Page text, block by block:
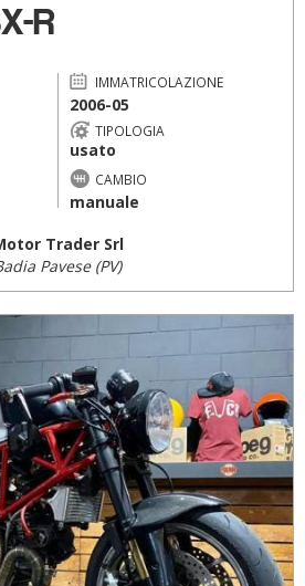
R
IMMATRICOLAZIONE
2006-05
TIPOLOGIA
usato
CAMBIO
manuale
Trader Srl
Pavese (PV)